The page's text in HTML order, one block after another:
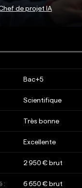
de projet IA
Bac+5
Scientifique
Très bonne
Excellente
2 950 € brut
: 6 650 € brut